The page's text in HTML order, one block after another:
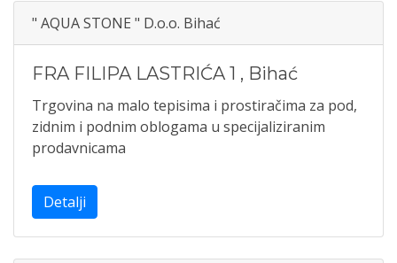
" AQUA STONE " D.o.o. Bihać
FRA FILIPA LASTRIĆA 1 , Bihać
Trgovina na malo tepisima i prostiračima za pod,
zidnim i podnim oblogama u specijaliziranim
prodavnicama
Detalji